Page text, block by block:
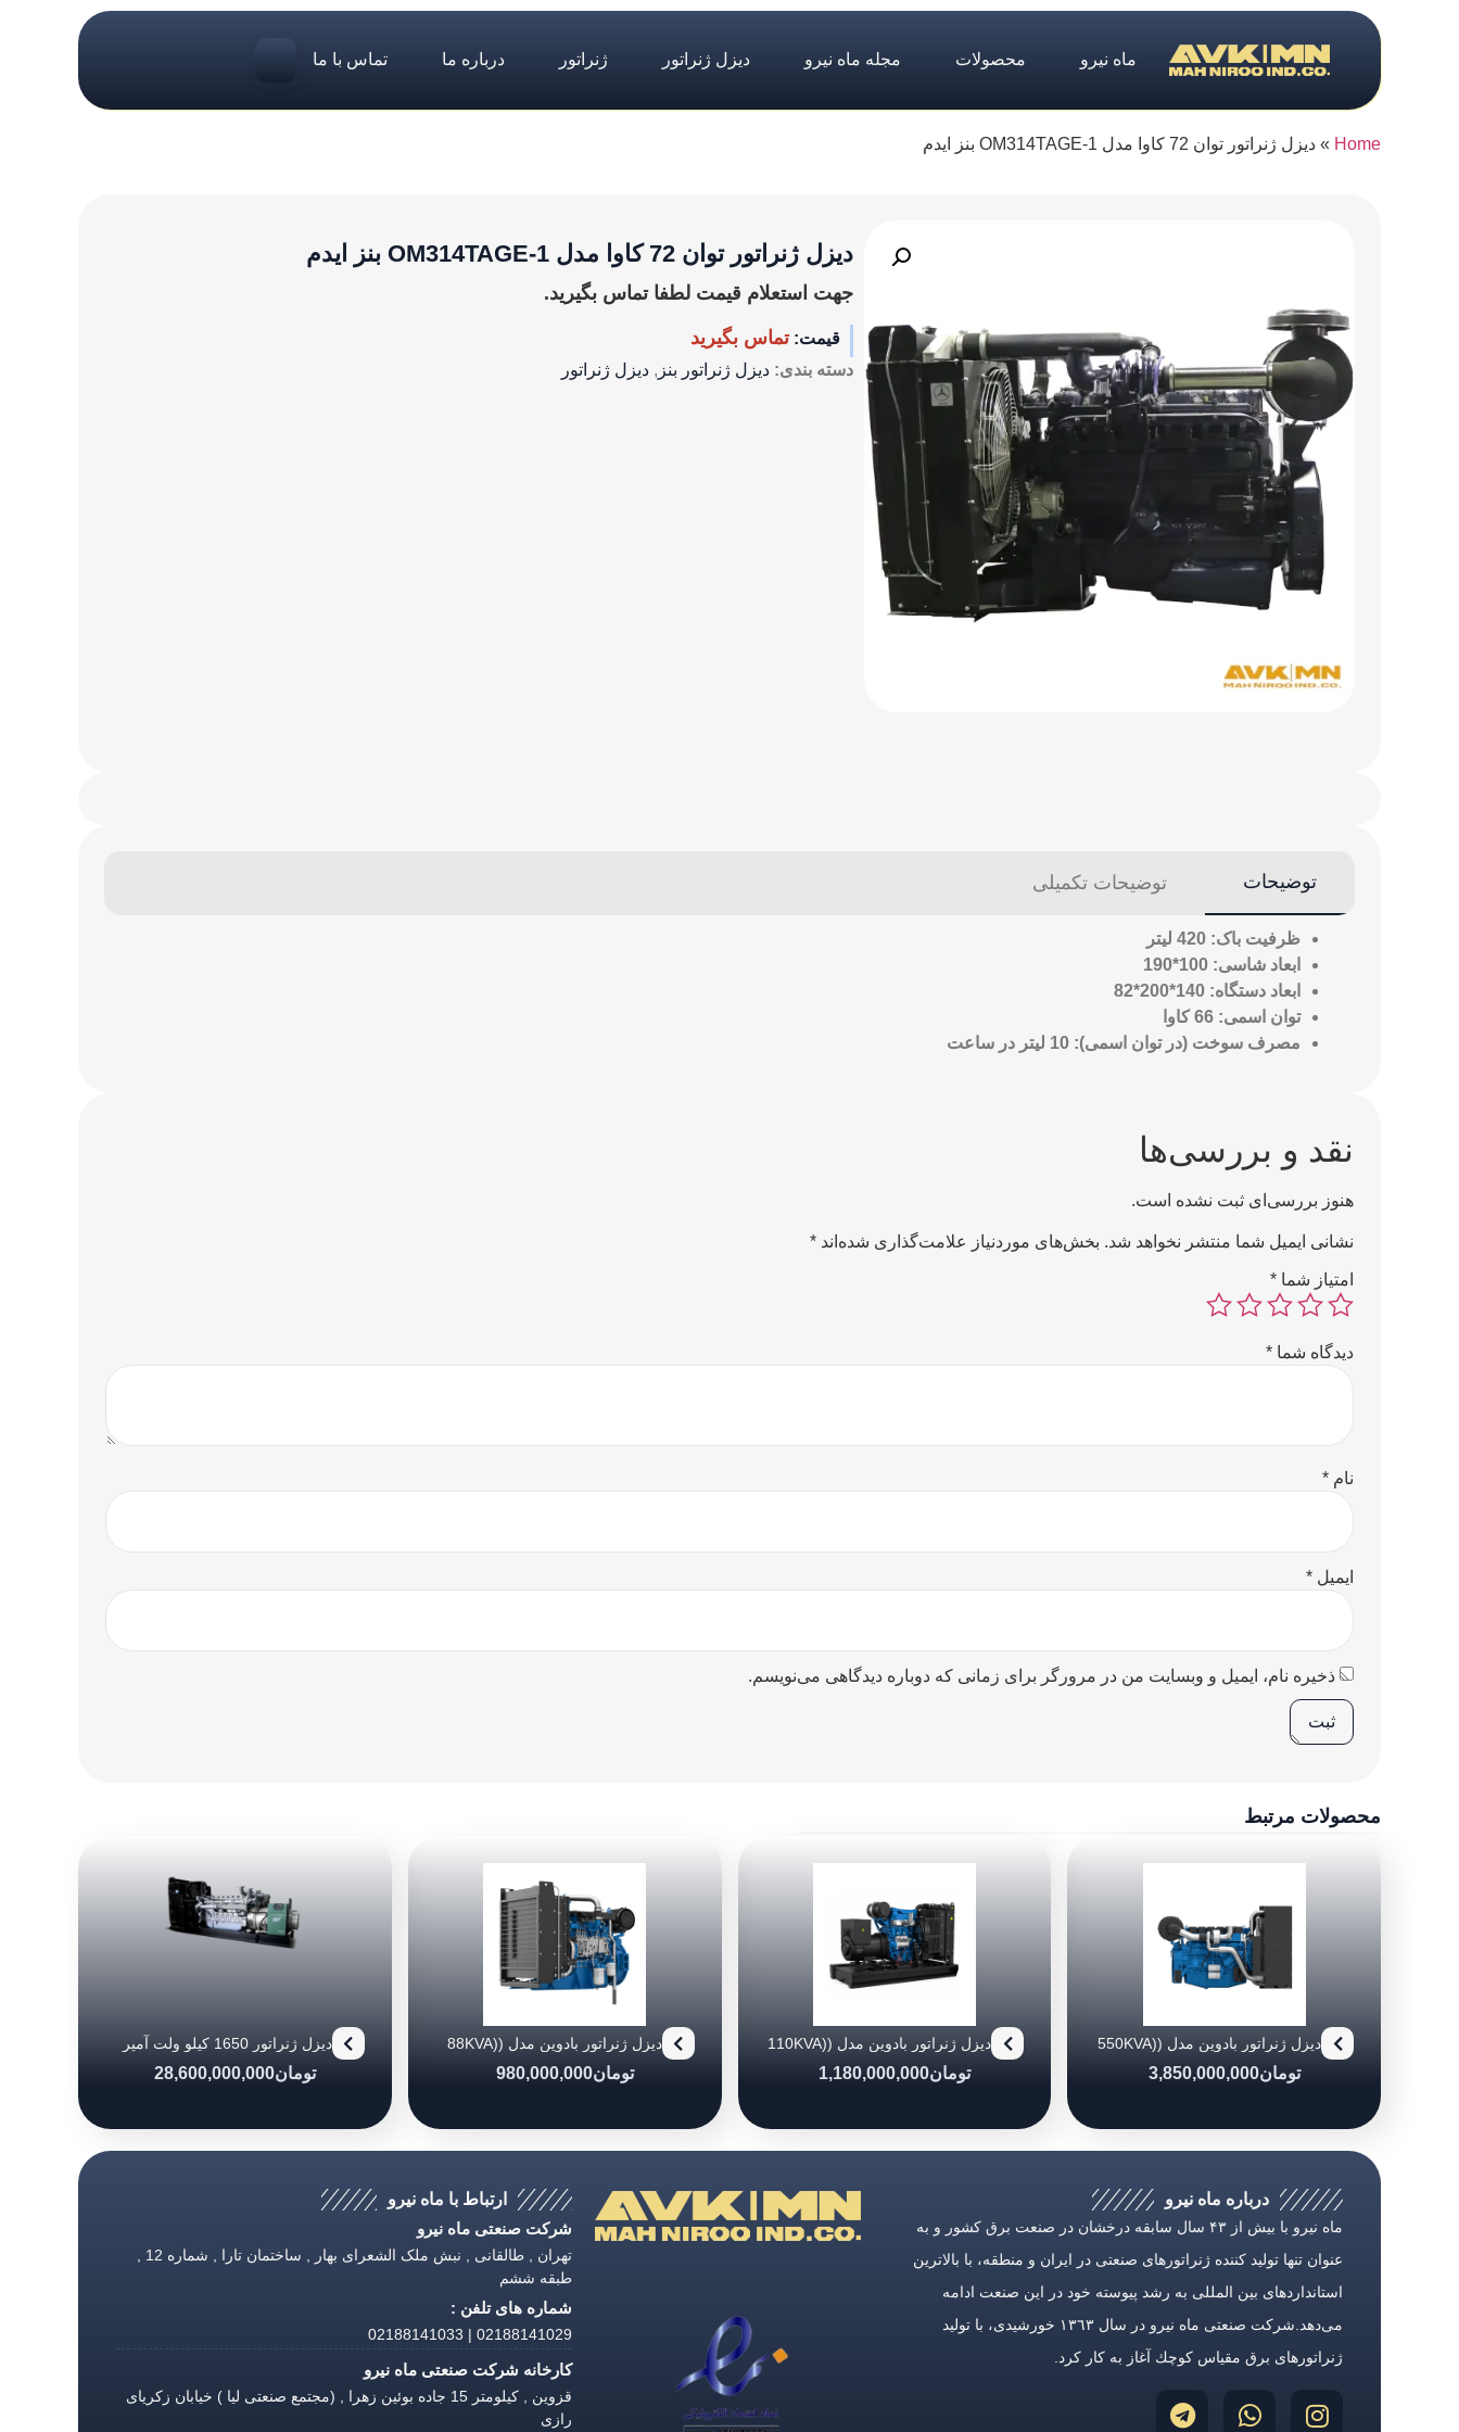
ماه نیرو محصولات مجله ماه نیرو دیزل ژنراتور ژنراتور درباره ما تماس با ما
Home
» دیزل ژنراتور توان 72 کاوا مدل OM314TAGE-1 بنز ایدم
دیزل ژنراتور توان 72 کاوا مدل OM314TAGE-1 بنز ایدم
جهت استعلام قیمت لطفا تماس بگیرید.
قیمت:تماس بگیرید
دسته بندی: دیزل ژنراتور بنز ,دیزل ژنراتور
توضیحات توضیحات تکمیلی
ظرفیت باک: 420 لیتر
ابعاد شاسی: 100*190
ابعاد دستگاه: 140*200*82
توان اسمی: 66 کاوا
مصرف سوخت (در توان اسمی): 10 لیتر در ساعت
نقد و بررسی‌ها
هنوز بررسی‌ای ثبت نشده است.
نشانی ایمیل شما منتشر نخواهد شد. بخش‌های موردنیاز علامت‌گذاری شده‌اند *
امتیاز شما *
دیدگاه شما *
نام *
ایمیل *
ذخیره نام، ایمیل و وبسایت من در مرورگر برای زمانی که دوباره دیدگاهی می‌نویسم.
محصولات مرتبط
دیزل ژنراتور بادوین مدل (550KVA)
تومان3,850,000,000
دیزل ژنراتور بادوین مدل (110KVA)
تومان1,180,000,000
دیزل ژنراتور بادوین مدل (88KVA)
تومان980,000,000
دیزل ژنراتور 1650 کیلو ولت آمپر
تومان28,600,000,000
درباره ماه نیرو
ماه نیرو با بیش از ۴۳ سال سابقه درخشان در صنعت برق كشور و به
عنوان تنها تولید كننده ژنراتورهای صنعتی در ایران و منطقه، با بالاترین
استانداردهای بین المللی به رشد پیوسته خود در این صنعت ادامه
می‌دهد.شركت صنعتی ماه نیرو در سال ١٣٦٣ خورشیدی، با تولید
ژنراتورهای برق مقیاس كوچك آغاز به كار كرد.
ارتباط با ماه نیرو
شرکت صنعتی ماه نیرو
تهران , طالقانی , نبش ملک الشعرای بهار , ساختمان تارا , شماره 12 ,
طبقه ششم
شماره های تلفن :
02188141029 | 02188141033
کارخانه شرکت صنعتی ماه نیرو
قزوین , کیلومتر 15 جاده بوئین زهرا , (مجتمع صنعتی لیا ) خیابان زکریای
رازی